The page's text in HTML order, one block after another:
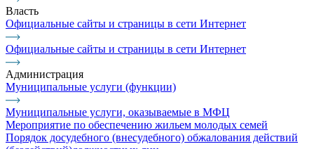
Власть
Официальные сайты и страницы в сети Интернет
Официальные сайты и страницы в сети Интернет
Администрация
Муниципальные услуги (функции)
Муниципальные услуги, оказываемые в МФЦ
Мероприятие по обеспечению жильем молодых семей
Порядок досудебного (внесудебного) обжалования действий